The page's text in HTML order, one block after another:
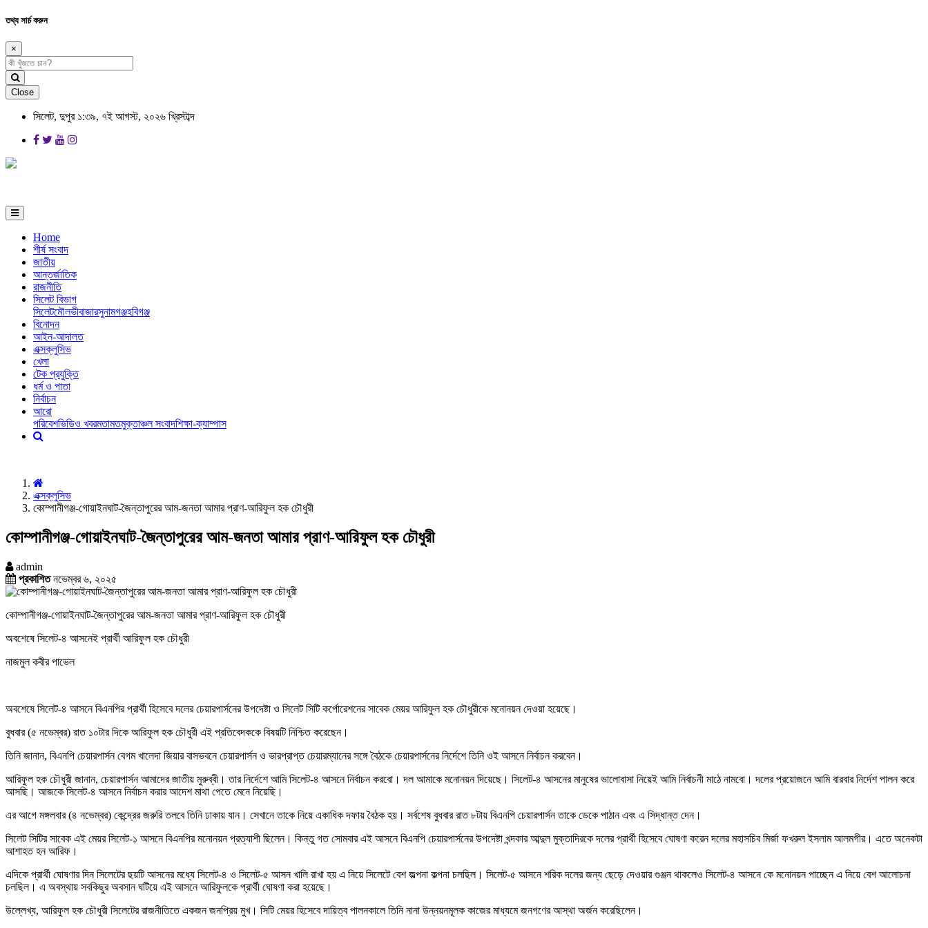
তথ্য সার্চ করুন
×
Close
সিলেট, দুপুর ১:৩৯, ৭ই আগস্ট, ২০২৬ খ্রিস্টাব্দ
Home
শীর্ষ সংবাদ
জাতীয়
আন্তর্জাতিক
রাজনীতি
সিলেট বিভাগ
সিলেটমৌলভীবাজারসুনামগঞ্জহবিগঞ্জ
বিনোদন
আইন-আদালত
এক্সক্লুসিভ
খেলা
টেক প্রযুক্তি
ধর্ম ও পাতা
নির্বাচন
আরো
পরিবেশভিডিও খবরমতামতমুক্তাঞ্চল সংবাদশিক্ষা-ক্যাম্পাস
এক্সক্লুসিভ
কোম্পানীগঞ্জ-গোয়াইনঘাট-জৈন্তাপুরের আম-জনতা আমার প্রাণ-আরিফুল হক চৌধুরী
কোম্পানীগঞ্জ-গোয়াইনঘাট-জৈন্তাপুরের আম-জনতা আমার প্রাণ-আরিফুল হক চৌধুরী
admin
প্রকাশিতনভেম্বর ৬, ২০২৫
কোম্পানীগঞ্জ-গোয়াইনঘাট-জৈন্তাপুরের আম-জনতা আমার প্রাণ-আরিফুল হক চৌধুরী
অবশেষে সিলেট-৪ আসনেই প্রার্থী আরিফুল হক চৌধুরী
নাজমুল কবীর পাভেল
অবশেষে সিলেট-৪ আসনে বিএনপির প্রার্থী হিসেবে দলের চেয়ারপার্সনের উপদেষ্টা ও সিলেট সিটি কর্পোরেশনের সাবেক মেয়র আরিফুল হক চৌধুরীকে মনোনয়ন দেওয়া হয়েছে।
বুধবার (৫ নভেম্বর) রাত ১০টার দিকে আরিফুল হক চৌধুরী এই প্রতিবেদককে বিষয়টি নিশ্চিত করেছেন।
তিনি জানান, বিএনপি চেয়ারপার্সন বেগম খালেদা জিয়ার বাসভবনে চেয়ারপার্সন ও ভারপ্রাপ্ত চেয়ারম্যানের সঙ্গে বৈঠকে চেয়ারপার্সনের নির্দেশে তিনি ওই আসনে নির্বাচন করবেন।
আরিফুল হক চৌধুরী জানান, চেয়ারপার্সন আমাদের জাতীয় মুরুব্বী। তার নির্দেশে আমি সিলেট-৪ আসনে নির্বাচন করবো। দল আমাকে মনোনয়ন দিয়েছে। সিলেট-৪ আসনের মানুষের ভালোবাসা নিয়েই আমি নির্বাচনী মাঠে নামবো। দলের প্রয়োজনে আমি বারবার নির্দেশ পালন করে
আসছি। আজকে সিলেট-৪ আসনে নির্বাচন করার আদেশ মাথা পেতে মেনে নিয়েছি।
এর আগে মঙ্গলবার (৪ নভেম্বর) কেন্দ্রের জরুরি তলবে তিনি ঢাকায় যান। সেখানে তাকে নিয়ে একাধিক দফায় বৈঠক হয়। সর্বশেষ বুধবার রাত ৮টায় বিএনপি চেয়ারপার্সন তাকে ডেকে পাঠান এবং এ সিদ্ধান্ত দেন।
সিলেট সিটির সাবেক এই মেয়র সিলেট-১ আসনে বিএনপির মনোনয়ন প্রত্যাশী ছিলেন। কিন্তু গত সোমবার এই আসনে বিএনপি চেয়ারপার্সনের উপদেষ্টা খন্দকার আব্দুল মুক্তাদিরকে দলের প্রার্থী হিসেবে ঘোষণা করেন দলের মহাসচিব মির্জা ফখরুল ইসলাম আলমগীর। এতে অনেকটা
আশাহত হন আরিফ।
এদিকে প্রার্থী ঘোষণার দিন সিলেটের ছয়টি আসনের মধ্যে সিলেট-৪ ও সিলেট-৫ আসন খালি রাখা হয় এ নিয়ে সিলেটে বেশ জল্পনা কল্পনা চলছিল। সিলেট-৫ আসনে শরিক দলের জন্য ছেড়ে দেওয়ার গুঞ্জন থাকলেও সিলেট-৪ আসনে কে মনোনয়ন পাচ্ছেন এ নিয়ে বেশ আলোচনা
চলছিল। এ অবস্থায় সবকিছুর অবসান ঘটিয়ে এই আসনে আরিফুলকে প্রার্থী ঘোষণা করা হয়েছে।
উল্লেখ্য, আরিফুল হক চৌধুরী সিলেটের রাজনীতিতে একজন জনপ্রিয় মুখ। সিটি মেয়র হিসেবে দায়িত্ব পালনকালে তিনি নানা উন্নয়নমূলক কাজের মাধ্যমে জনগণের আস্থা অর্জন করেছিলেন।